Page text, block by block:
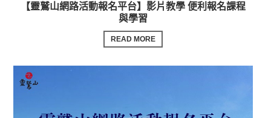
【靈鷲山網路活動報名平台】影片教學 便利報名課程
與學習
READ MORE